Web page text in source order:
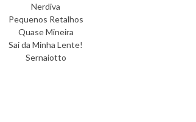
Nerdiva
Pequenos Retalhos
Quase Mineira
Sai da Minha Lente!
Sernaiotto